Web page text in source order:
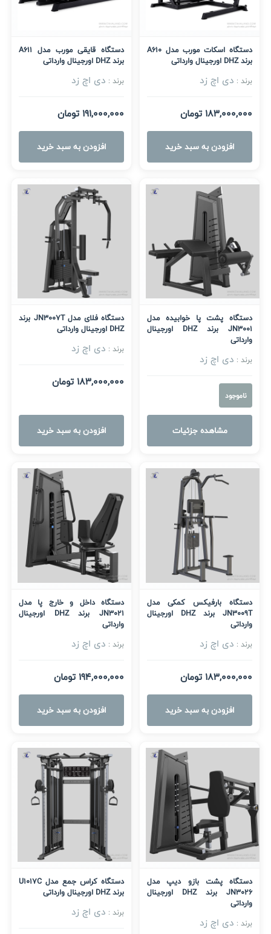
دستگاه اسکات مورب مدل A610
برند DHZ اورجینال وارداتی
برند : دی اچ زد
183,000,000 تومان
افزودن به سبد خرید
دستگاه قایقی مورب مدل A611
برند DHZ اورجینال وارداتی
برند : دی اچ زد
191,000,000 تومان
افزودن به سبد خرید
دستگاه پشت پا خوابیده مدل
JN3001 برند DHZ اورجینال
وارداتی
برند : دی اچ زد
ناموجود
مشاهده جزئیات
دستگاه فلای مدل JN3007T برند
DHZ اورجینال وارداتی
برند : دی اچ زد
183,000,000 تومان
افزودن به سبد خرید
دستگاه بارفیکس کمکی مدل
JN3009T برند DHZ اورجینال
وارداتی
برند : دی اچ زد
183,000,000 تومان
افزودن به سبد خرید
دستگاه داخل و خارج پا مدل
JN3021 برند DHZ اورجینال
وارداتی
برند : دی اچ زد
194,000,000 تومان
افزودن به سبد خرید
دستگاه پشت بازو دیپ مدل
JN3026 برند DHZ اورجینال
وارداتی
برند : دی اچ زد
دستگاه کراس جمع مدل U1017C
برند DHZ اورجینال وارداتی
برند : دی اچ زد